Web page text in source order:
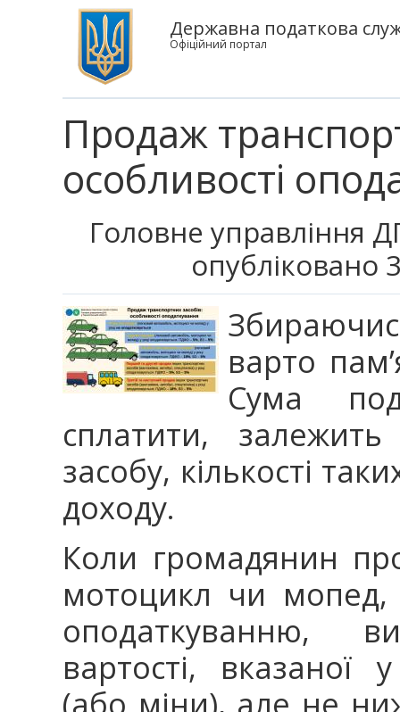
Державна податкова
Офіційний портал
Продаж
особливості
Головне управління
опубліковано
варто
Сума
сплатити,
засобу, кількості
доходу.
Коли громадянин
мотоцикл чи мопед,
оподаткуванню,
вартості, вказаної
(або міни), але не